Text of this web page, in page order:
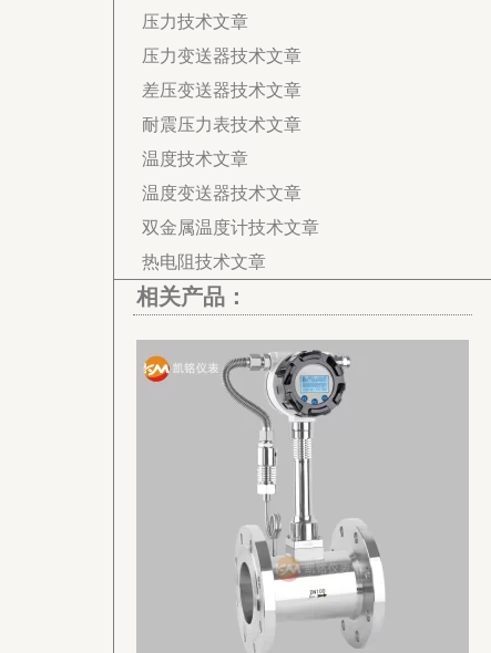
压力技术文章
压力变送器技术文章
差压变送器技术文章
耐震压力表技术文章
温度技术文章
温度变送器技术文章
双金属温度计技术文章
热电阻技术文章
相关产品：